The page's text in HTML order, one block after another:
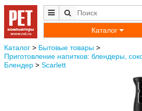
Каталог
Каталог > Бытовые товары >
Приготовление напитков: блендеры,
Блендер > Scarlett